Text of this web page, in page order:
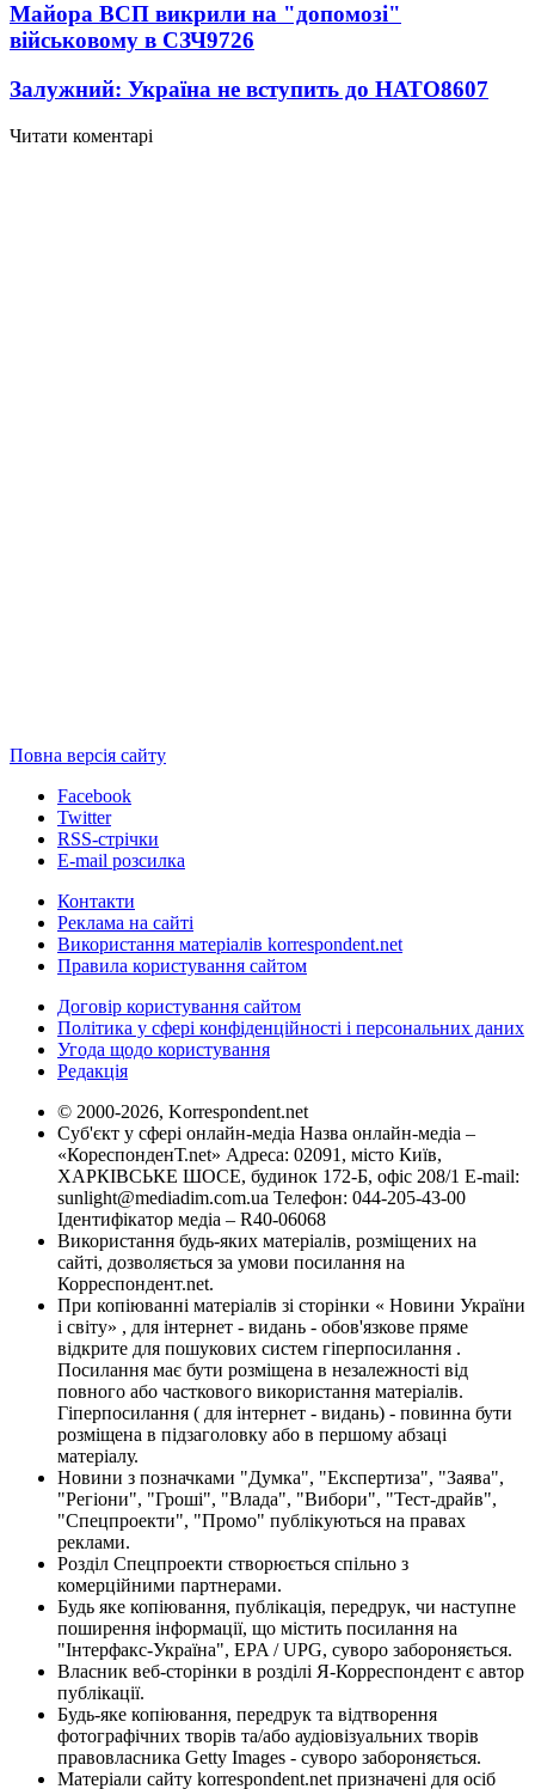
Майора ВСП викрили на "допомозі"
військовому в СЗЧ9726
Залужний: Україна не вступить до НАТО8607
Читати коментарі
Повна версія сайту
Facebook
Twitter
RSS-стрічки
E-mail розсилка
Контакти
Реклама на сайті
Використання матеріалів korrespondent.net
Правила користування сайтом
Договір користування сайтом
Політика у сфері конфіденційності і персональних даних
Угода щодо користування
Редакція
© 2000-2026, Korrespondent.net
Суб'єкт у сфері онлайн-медіа Назва онлайн-медіа –
«КореспонденТ.net» Адреса: 02091, місто Київ,
ХАРКІВСЬКЕ ШОСЕ, будинок 172-Б, офіс 208/1 E-mail:
sunlight@mediadim.com.ua Телефон: 044-205-43-00
Ідентифікатор медіа – R40-06068
Використання будь-яких матеріалів, розміщених на
сайті, дозволяється за умови посилання на
Корреспондент.net.
При копіюванні матеріалів зі сторінки « Новини України
і світу» , для інтернет - видань - обов'язкове пряме
відкрите для пошукових систем гіперпосилання .
Посилання має бути розміщена в незалежності від
повного або часткового використання матеріалів.
Гіперпосилання ( для інтернет - видань) - повинна бути
розміщена в підзаголовку або в першому абзаці
матеріалу.
Новини з позначками "Думка", "Експертиза", "Заява",
"Регіони", "Гроші", "Влада", "Вибори", "Тест-драйв",
"Спецпроекти", "Промо" публікуються на правах
реклами.
Розділ Спецпроекти створюється спільно з
комерційними партнерами.
Будь яке копіювання, публікація, передрук, чи наступне
поширення інформації, що містить посилання на
"Інтерфакс-Україна", EPA / UPG, суворо забороняється.
Власник веб-сторінки в розділі Я-Корреспондент є автор
публікації.
Будь-яке копіювання, передрук та відтворення
фотографічних творів та/або аудіовізуальних творів
правовласника Getty Images - суворо забороняється.
Матеріали сайту korrespondent.net призначені для осіб